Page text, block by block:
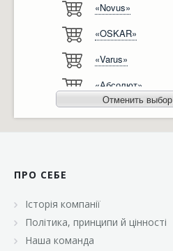
«Novus»
«OSKAR»
«Varus»
«Абсолют»
«Агро-Овен»
Отменить выбор
ПРО СЕБЕ
Історія компанії
Політика, принципи й цінності
Наша команда